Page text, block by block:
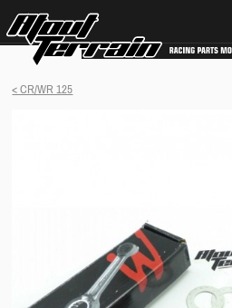
< CR/WR 125